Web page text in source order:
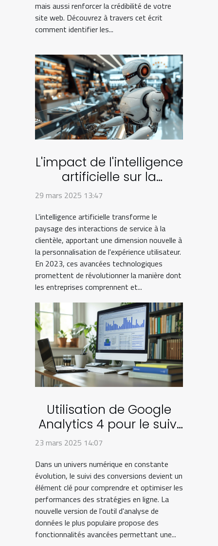
mais aussi renforcer la crédibilité de votre
site web. Découvrez à travers cet écrit
comment identifier les...
L'impact de l'intelligence
artificielle sur la
personnalisation de
2023
29 mars 2025 13:47
L'intelligence artificielle transforme le
paysage des interactions de service à la
clientèle, apportant une dimension nouvelle à
la personnalisation de l'expérience utilisateur.
En 2023, ces avancées technologiques
promettent de révolutionner la manière dont
les entreprises comprennent et...
Utilisation de Google
Analytics 4 pour le suivi
avancé des conversions
23 mars 2025 14:07
Dans un univers numérique en constante
évolution, le suivi des conversions devient un
élément clé pour comprendre et optimiser les
performances des stratégies en ligne. La
nouvelle version de l'outil d'analyse de
données le plus populaire propose des
fonctionnalités avancées permettant une...